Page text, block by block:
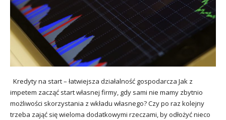
Kredyty na start – łatwiejsza działalność gospodarcza Jak z
impetem zacząć start własnej firmy, gdy sami nie mamy zbytnio
możliwości skorzystania z wkładu własnego? Czy po raz kolejny
trzeba zająć się wieloma dodatkowymi rzeczami, by odłożyć nieco